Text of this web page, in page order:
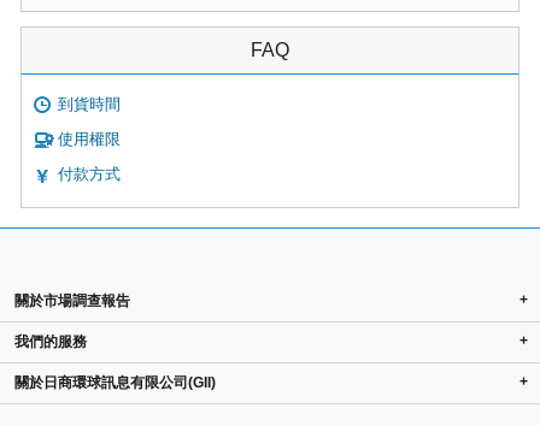
FAQ
到貨時間
使用權限
付款方式
關於市場調查報告 +
我們的服務 +
關於日商環球訊息有限公司(GII) +